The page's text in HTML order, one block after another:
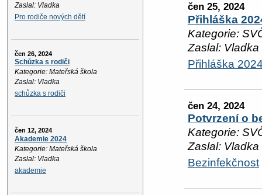
Zaslal: Vladka
Pro rodiče nových dětí
čen 26, 2024
Schůzka s rodiči
Kategorie: Mateřská škola
Zaslal: Vladka
schůzka s rodiči
čen 12, 2024
Akademie 2024
Kategorie: Mateřská škola
Zaslal: Vladka
akademie
čen 25, 2024
Přihláška
Kategorie:
Zaslal: Vladka
Přihláška
čen 24, 2024
Potvrzení o
Kategorie:
Zaslal: Vladka
Bezinfekčnost